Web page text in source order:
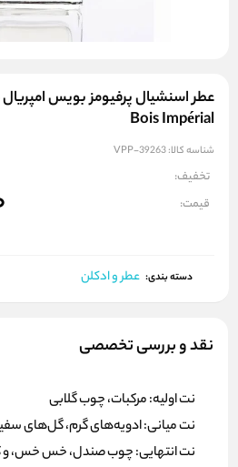
Bois Impérial
شناسه کالا:VPP-39263
تخفیف:
قیمت:
دسته بندی: عطر و ادکلن
نقد و بررسی تخصصی
نت اولیه:مرکبات، چوب گلابی
نت میانی:ادویه‌های گرم، گل‌های
نت انتهایی:چوب صندل، خس خس، و